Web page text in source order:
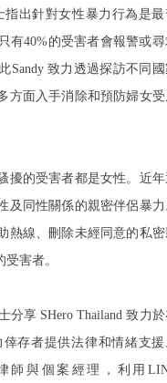
指出針對女性暴力行為是
有40%的受害者會報警或
Sandy 致力透過探訪不同
方面入手消除和預防婦女
擾的受害者都是女性。近
及同性關係的親密伴侶暴
熱線、刪除未經同意的私
害者。
分享 SHero Thailand 致力
存者提供法律和情緒支援
師與個案經理，利用